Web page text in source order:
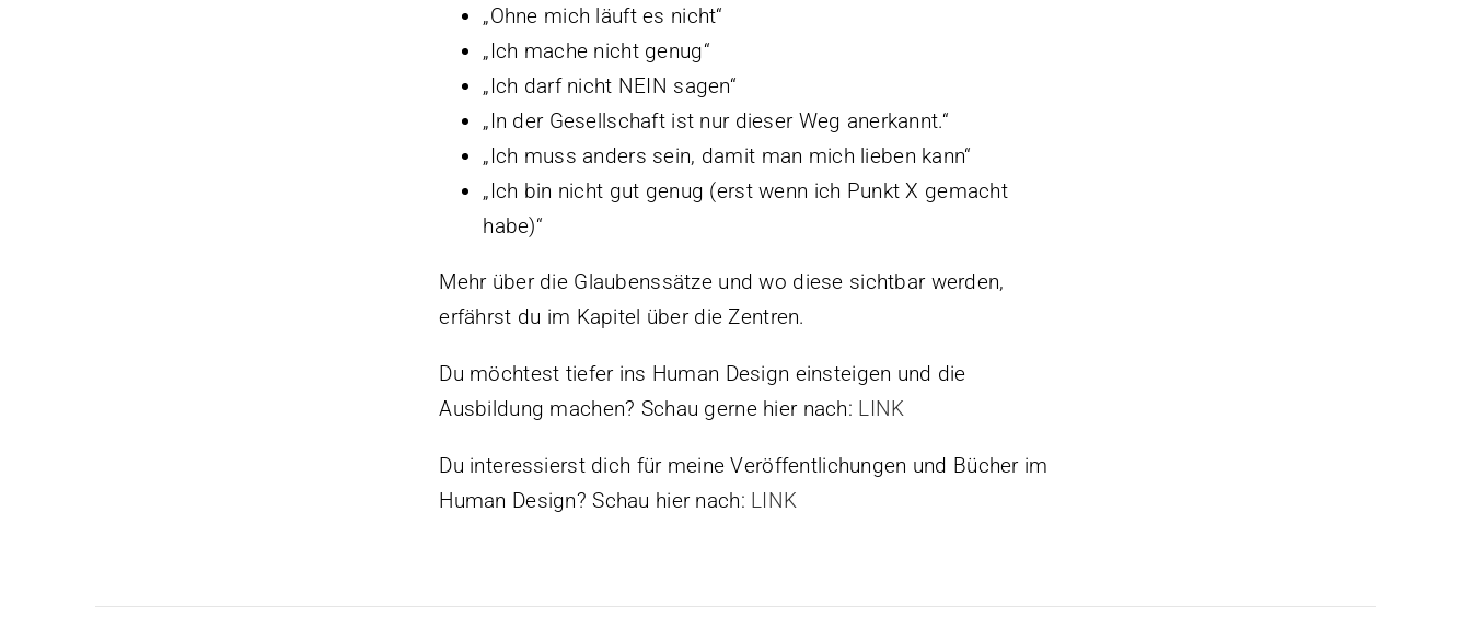
„Ohne mich läuft es nicht“
„Ich mache nicht genug“
„Ich darf nicht NEIN sagen“
„In der Gesellschaft ist nur dieser Weg anerkannt.“
„Ich muss anders sein, damit man mich lieben kann“
„Ich bin nicht gut genug (erst wenn ich Punkt X gemacht
habe)“
Mehr über die Glaubenssätze und wo diese sichtbar werden,
erfährst du im Kapitel über die Zentren.
Du möchtest tiefer ins Human Design einsteigen und die
Ausbildung machen? Schau gerne hier nach: LINK
Du interessierst dich für meine Veröffentlichungen und Bücher im
Human Design? Schau hier nach: LINK